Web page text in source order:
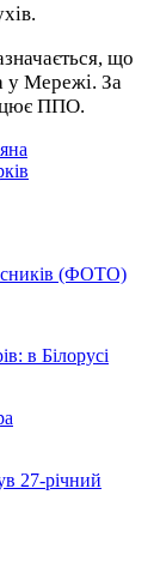
що
у Мережі. За
ППО.
(ФОТО)
в Білорусі
27-річний